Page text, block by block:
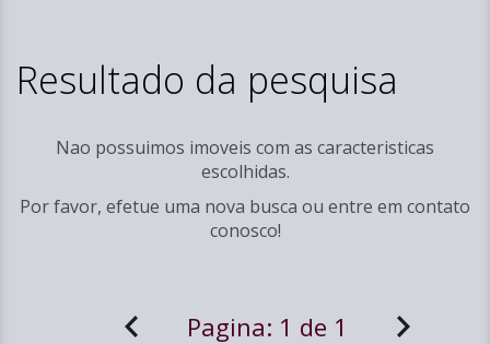
Resultado da pesquisa
Nao possuimos imoveis com as caracteristicas
escolhidas.
Por favor, efetue uma nova busca ou entre em contato
conosco!
Pagina: 1 de 1